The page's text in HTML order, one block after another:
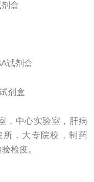
盒
试剂盒
剂盒
，中心实验室，肝病
，大专院校，制药
检疫。